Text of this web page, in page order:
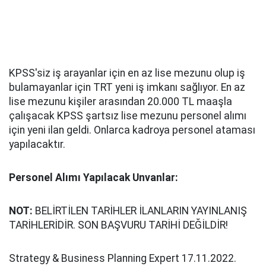
KPSS'siz iş arayanlar için en az lise mezunu olup iş
bulamayanlar için TRT yeni iş imkanı sağlıyor. En az
lise mezunu kişiler arasından 20.000 TL maaşla
çalışacak KPSS şartsız lise mezunu personel alımı
için yeni ilan geldi. Onlarca kadroya personel ataması
yapılacaktır.
Personel Alımı Yapılacak Unvanlar:
NOT: BELİRTİLEN TARİHLER İLANLARIN YAYINLANIŞ
TARİHLERİDİR. SON BAŞVURU TARİHİ DEĞİLDİR!
Strategy & Business Planning Expert 17.11.2022.